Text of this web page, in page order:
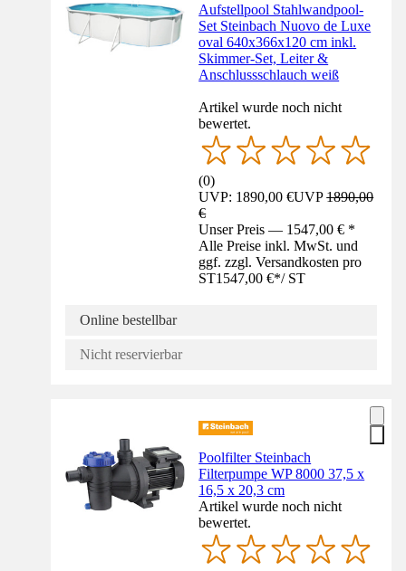
Aufstellpool Stahlwandpool-
Set Steinbach Nuovo de Luxe
oval 640x366x120 cm inkl.
Skimmer-Set, Leiter &
Anschlussschlauch weiß
Artikel wurde noch nicht
bewertet.
(0)
UVP: 1890,00 €UVP1890,00
€
Unser Preis — 1547,00 € *
Alle Preise inkl. MwSt. und
ggf. zzgl. Versandkosten pro
ST1547,00 €*/ ST
Online bestellbar
Nicht reservierbar
Poolfilter Steinbach
Filterpumpe WP 8000 37,5 x
16,5 x 20,3 cm
Artikel wurde noch nicht
bewertet.